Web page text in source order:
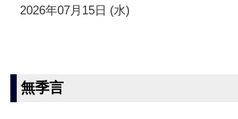
2026年07月15日 (水)
無季言